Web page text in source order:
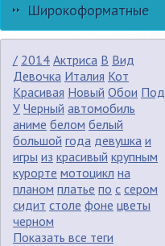
Широкоформатные
/ 2014 Актриса В Вид
Девочка Италия Кот
Красивая Новый Обои Под
У Черный автомобиль
аниме белом белый
большой года девушка и
игры из красивый крупным
курорте мотоцикл на
планом платье по с сером
сидит столе фоне цветы
черном
Показать все теги